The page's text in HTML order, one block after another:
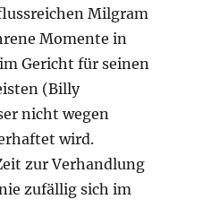
Milgram
Momente in
Gericht für seinen
(Billy
nicht wegen
wird.
zur Verhandlung
zufällig sich im